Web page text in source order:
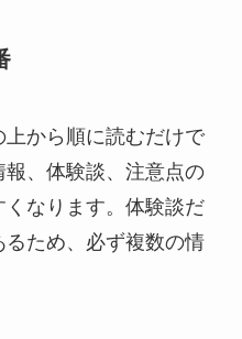
から順に読むだけで
、体験談、注意点の
なります。体験談だ
ため、必ず複数の情